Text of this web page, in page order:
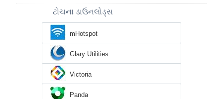
ટોચના ડાઉનલોડ્સ
mHotspot
Glary Utilities
Victoria
Panda